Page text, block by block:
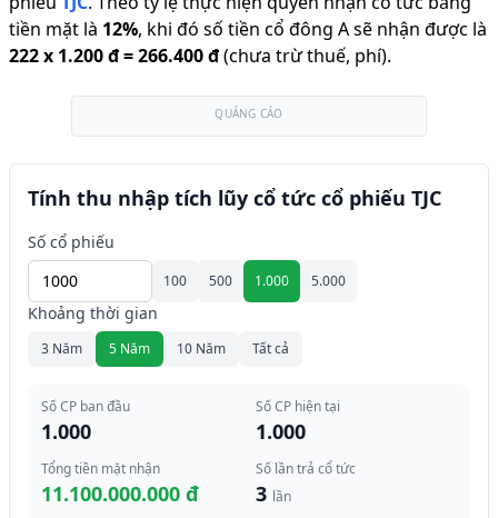
tiền mặt là 12%, khi đó số tiền cổ đông A sẽ nhận được là
222x 1.200 đ=266.400 đ(chưa trừ thuế, phí).
QUẢNG CÁO
Tính thu nhập tích lũy cổ tức cổ phiếu TJC
Số cổ phiếu
100 500 1.000 5.000
Khoảng thời gian
3 Năm 5 Năm 10 Năm Tất cả
Số CP ban đầu
1.000
Số CP hiện tại
1.000
Tổng tiền mặt nhận
11.100.000.000 đ
Số lần trả cổ tức
3 lần